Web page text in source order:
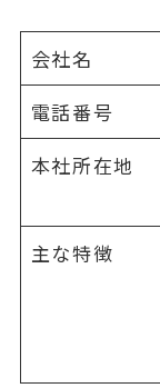
会社名
電話番号
本社所在地
主な特徴